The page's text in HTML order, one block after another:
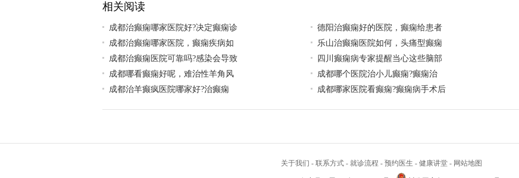
相关阅读
成都治癫痫哪家医院好?决定癫痫诊
德阳治癫痫好的医院，癫痫给患者
成都治癫痫哪家医院，癫痫疾病如
乐山治癫痫医院如何，头痛型癫痫
成都治癫痫医院可靠吗?感染会导致
四川癫痫病专家提醒当心这些脑部
成都哪看癫痫好呢，难治性羊角风
​成都哪个医院治小儿癫痫?癫痫治
​成都治羊癫疯医院哪家好?治癫痫
成都哪家医院看癫痫?癫痫病手术后
关于我们 - 联系方式 - 就诊流程 - 预约医生 - 健康讲堂 - 网站地图